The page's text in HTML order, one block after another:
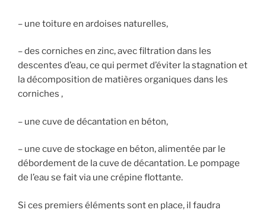
– une toiture en ardoises naturelles,
– des corniches en zinc, avec filtration dans les
descentes d’eau, ce qui permet d’éviter la stagnation et
la décomposition de matières organiques dans les
corniches ,
– une cuve de décantation en béton,
– une cuve de stockage en béton, alimentée par le
débordement de la cuve de décantation. Le pompage
de l’eau se fait via une crépine flottante.
Si ces premiers éléments sont en place, il faudra